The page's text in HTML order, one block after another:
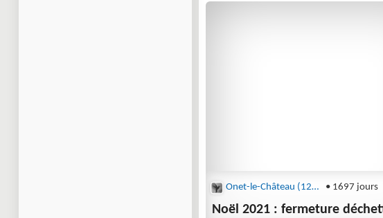
Onet-le-Château (12850) • 1697 jours
Noël 2021 : fermeture